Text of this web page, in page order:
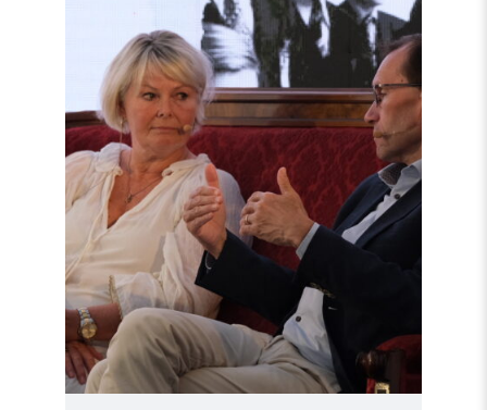
Helsingforskomiteen
på
Arendalsuka
2026"